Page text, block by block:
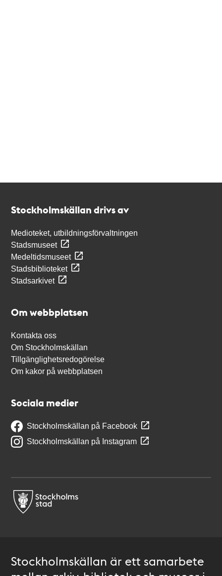
Stockholmskällan drivs av
Medioteket, utbildningsförvaltningen
Stadsmuseet
Medeltidsmuseet
Stadsbiblioteket
Stadsarkivet
Om webbplatsen
Kontakta oss
Om Stockholmskällan
Tillgänglighetsredogörelse
Om kakor på webbplatsen
Sociala medier
Stockholmskällan på Facebook
Stockholmskällan på Instagram
Stockholmskällan är ett samarbete